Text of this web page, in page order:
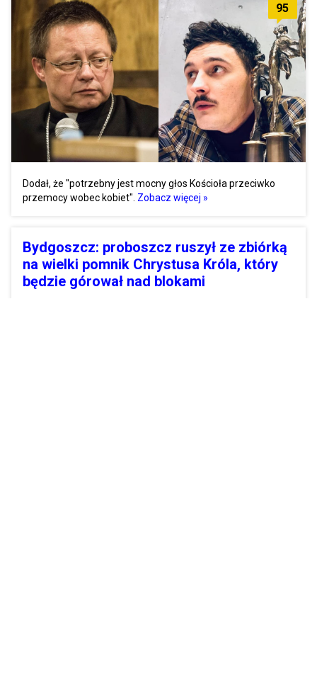
95
Dodał, że "potrzebny jest mocny głos Kościoła przeciwko
przemocy wobec kobiet". Zobacz więcej »
Bydgoszcz: proboszcz ruszył ze zbiórką
na wielki pomnik Chrystusa Króla, który
będzie górował nad blokami